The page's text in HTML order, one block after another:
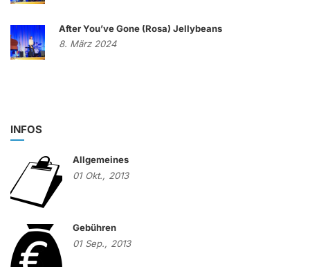
After You’ve Gone (Rosa) Jellybeans
8. März 2024
INFOS
Allgemeines
01 Okt., 2013
Gebühren
01 Sep., 2013